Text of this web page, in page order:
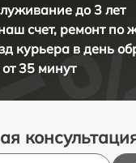
до 3 лет
счет, ремонт по
курьера в день
от 35 минут